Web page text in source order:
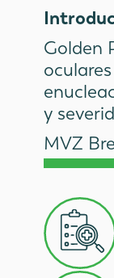
Golden
y
MVZ